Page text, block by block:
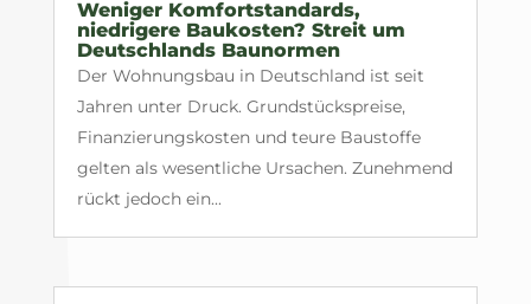
Weniger Komfortstandards,
niedrigere Baukosten? Streit um
Deutschlands Baunormen
Der Wohnungsbau in Deutschland ist seit
Jahren unter Druck. Grundstückspreise,
Finanzierungskosten und teure Baustoffe
gelten als wesentliche Ursachen. Zunehmend
rückt jedoch ein...